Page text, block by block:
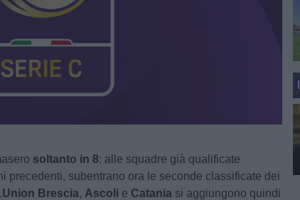
soltanto in 8: alle squadre già qualificate
precedenti, subentrano ora le seconde classificate dei
Union Brescia, Ascoli e Catania si aggiungono quindi